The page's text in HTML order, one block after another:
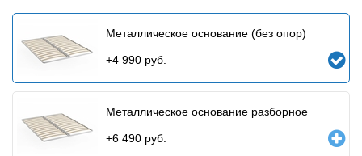
Металлическое основание (без опор)
+4 990 руб.
Металлическое основание разборное
+6 490 руб.